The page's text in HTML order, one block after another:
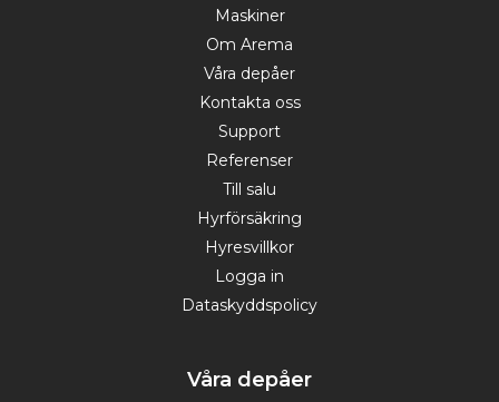
Maskiner
Om Arema
Våra depåer
Kontakta oss
Support
Referenser
Till salu
Hyrförsäkring
Hyresvillkor
Logga in
Dataskyddspolicy
Våra depåer